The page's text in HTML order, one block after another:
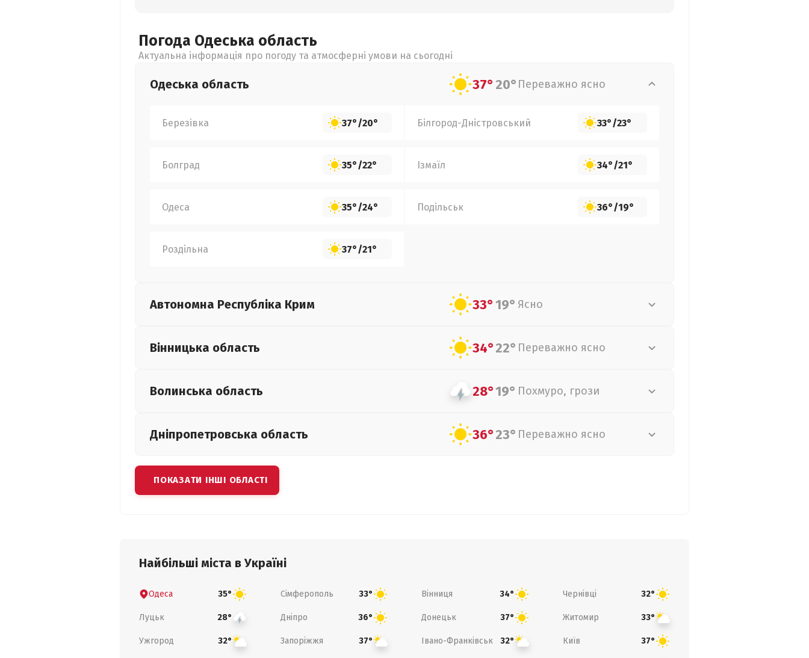
Погода Одеська область
Актуальна інформація про погоду та атмосферні умови на сьогодні
Одеська область 37°20° Переважно ясно
Березівка 37°/20° Білгород-Дністровський 33°/23°
Болград 35°/22° Ізмаїл 34°/21°
Одеса 35°/24° Подільськ 36°/19°
Роздільна 37°/21°
Автономна Республіка Крим 33°19° Ясно
Вінницька область 34°22° Переважно ясно
Волинська область 28°19° Похмуро, грози
Дніпропетровська область 36°23° Переважно ясно
ПОКАЗАТИ ІНШІ ОБЛАСТІ
Найбільші міста в Україні
Одеса 35° Сімферополь 33° Вінниця 34° Чернівці 32°
Луцьк 28° Дніпро 36° Донецьк 37° Житомир 33°
Ужгород 32° Запоріжжя 37° Івано-Франківськ 32° Київ 37°